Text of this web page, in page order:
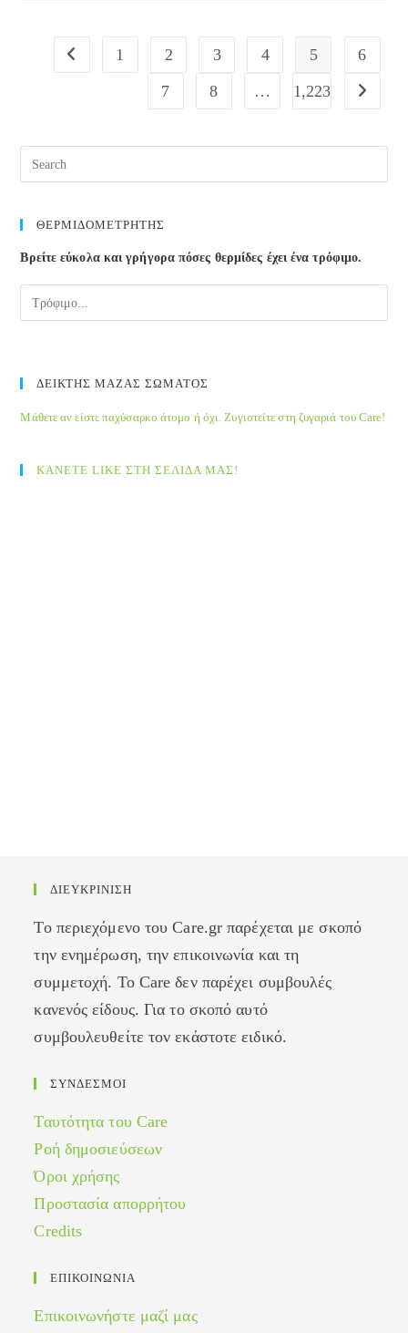
Καλοκαίρι;
Go to the previous page
1 2 3 4 5
6
7
8 … 1,223 Go to
ΘΕΡΜΙΔΟΜΕΤΡΗΤΗΣ
Βρείτε εύκολα και γρήγορα πόσες θερμίδες έχει ένα τρόφιμο.
ΔΕΙΚΤΗΣ ΜΑΖΑΣ ΣΩΜΑΤΟΣ
Μάθετε αν είστε παχύσαρκο άτομο ή όχι. Ζυγιστείτε στη ζυγαριά του Care!
ΚΑΝΕΤΕ LIKE ΣΤΗ ΣΕΛΙΔΑ ΜΑΣ!
ΔΙΕΥΚΡΙΝΙΣΗ
Το περιεχόμενο του Care.gr παρέχεται με σκοπό
την ενημέρωση, την επικοινωνία και τη
συμμετοχή. Το Care δεν παρέχει συμβουλές
κανενός είδους. Για το σκοπό αυτό
συμβουλευθείτε τον εκάστοτε ειδικό.
ΣΥΝΔΕΣΜΟΙ
Ταυτότητα του Care
Ροή δημοσιεύσεων
Όροι χρήσης
Προστασία απορρήτου
Credits
ΕΠΙΚΟΙΝΩΝΙΑ
Επικοινωνήστε μαζί μας